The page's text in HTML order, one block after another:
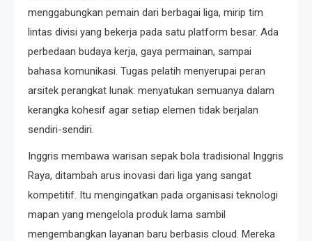
menggabungkan pemain dari berbagai liga, mirip tim
lintas divisi yang bekerja pada satu platform besar. Ada
perbedaan budaya kerja, gaya permainan, sampai
bahasa komunikasi. Tugas pelatih menyerupai peran
arsitek perangkat lunak: menyatukan semuanya dalam
kerangka kohesif agar setiap elemen tidak berjalan
sendiri-sendiri.
Inggris membawa warisan sepak bola tradisional Inggris
Raya, ditambah arus inovasi dari liga yang sangat
kompetitif. Itu mengingatkan pada organisasi teknologi
mapan yang mengelola produk lama sambil
mengembangkan layanan baru berbasis cloud. Mereka